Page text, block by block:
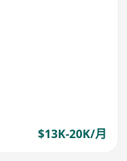
$13K-20K/月